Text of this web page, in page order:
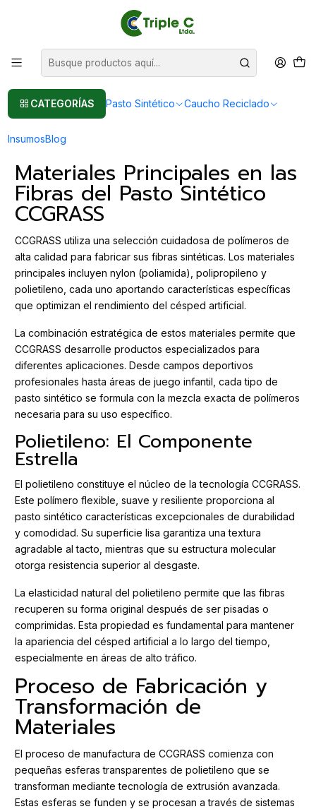
CATEGORÍAS Pasto Sintético Caucho Reciclado
InsumosBlog
Pasto sintético Para Jardín
Composición del Pasto Sintético CCGRASS: Materiales y Tecnología
Composición del Pasto Sintético
CCGRASS: Materiales y Tecnología
Materiales Principales en las
Fibras del Pasto Sintético
CCGRASS
CCGRASS utiliza una selección cuidadosa de polímeros de
alta calidad para fabricar sus fibras sintéticas. Los materiales
principales incluyen nylon (poliamida), polipropileno y
polietileno, cada uno aportando características específicas
que optimizan el rendimiento del césped artificial.
La combinación estratégica de estos materiales permite que
CCGRASS desarrolle productos especializados para
diferentes aplicaciones. Desde campos deportivos
profesionales hasta áreas de juego infantil, cada tipo de
pasto sintético se formula con la mezcla exacta de polímeros
necesaria para su uso específico.
Polietileno: El Componente
Estrella
El polietileno constituye el núcleo de la tecnología CCGRASS.
Este polímero flexible, suave y resiliente proporciona al
pasto sintético características excepcionales de durabilidad
y comodidad. Su superficie lisa garantiza una textura
agradable al tacto, mientras que su estructura molecular
otorga resistencia superior al desgaste.
La elasticidad natural del polietileno permite que las fibras
recuperen su forma original después de ser pisadas o
comprimidas. Esta propiedad es fundamental para mantener
la apariencia del césped artificial a lo largo del tiempo,
especialmente en áreas de alto tráfico.
Proceso de Fabricación y
Transformación de
Materiales
El proceso de manufactura de CCGRASS comienza con
pequeñas esferas transparentes de polietileno que se
transforman mediante tecnología de extrusión avanzada.
Estas esferas se funden y se procesan a través de sistemas